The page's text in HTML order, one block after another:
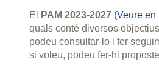
El PAM 2023-2027 (Veure en
quals conté diversos
podeu consultar-lo i fer
si voleu, podeu fer-hi